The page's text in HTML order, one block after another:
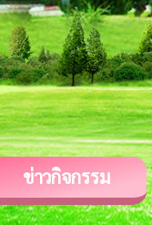
ข่าวกิจกรรม